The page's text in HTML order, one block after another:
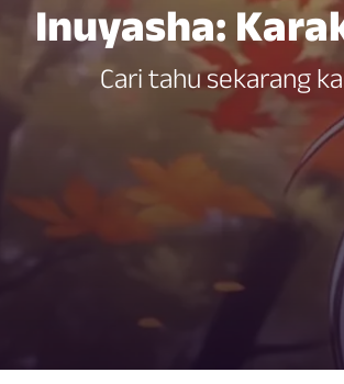
Inuyasha:
Cari tahu sekarang